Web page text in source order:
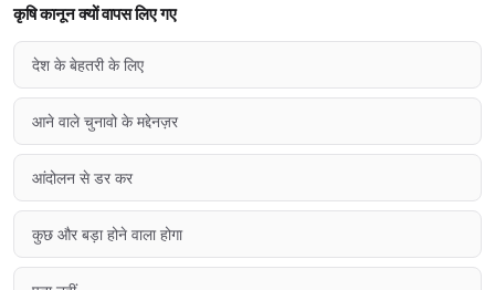
कृषि कानून क्यों वापस लिए गए
देश के बेहतरी के लिए
आने वाले चुनावो के मद्देनज़र
आंदोलन से डर कर
कुछ और बड़ा होने वाला होगा